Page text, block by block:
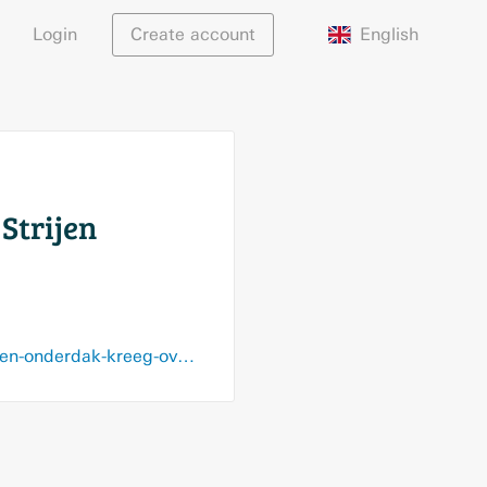
Login Create account English
www.ad.nl/hoeksche-waard/historicus-vertelt-verhaal-van-soldaat-bob-die-in-strijen-onderdak-kreeg-overleefde-op-bijzondere-wijze~aacb165b/